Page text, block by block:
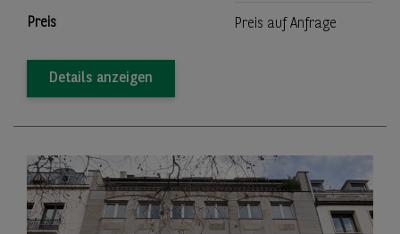
Preis Preis auf Anfrage
Details anzeigen